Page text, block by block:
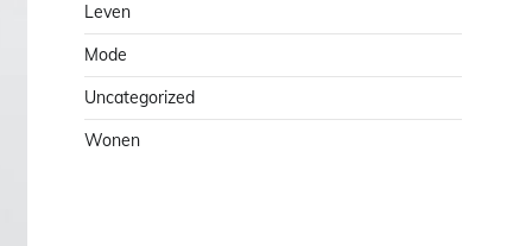
Leven
Mode
Uncategorized
Wonen